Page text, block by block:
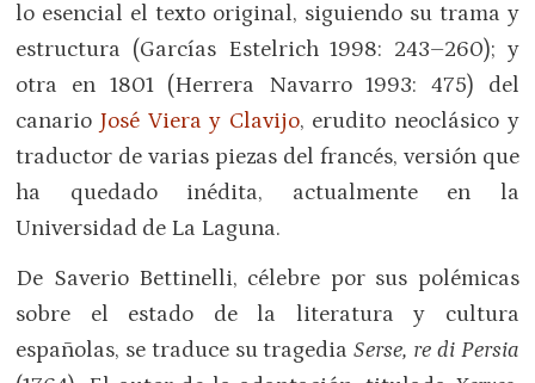
lo esencial el texto original, siguiendo su trama y
estructura (Garcías Estelrich 1998: 243–260); y
otra en 1801 (Herrera Navarro 1993: 475) del
canarioJosé Viera y Clavijo, erudito neoclásico y
traductor de varias piezas del francés, versión que
ha quedado inédita, actualmente en la
Universidad de La Laguna.
De Saverio Bettinelli, célebre por sus polémicas
sobre el estado de la literatura y cultura
españolas, se traduce su tragediaSerse, re di Persia